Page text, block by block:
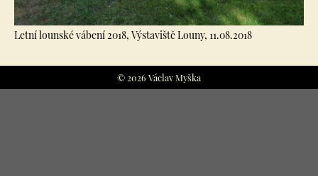
Letní lounské vábení 2018, Výstaviště Louny, 11.08.2018
© 2026 Václav Myška